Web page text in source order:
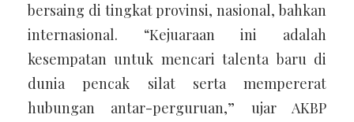
bersaing di tingkat provinsi, nasional, bahkan
internasional. “Kejuaraan ini adalah
kesempatan untuk mencari talenta baru di
dunia pencak silat serta mempererat
hubungan antar-perguruan,” ujar AKBP